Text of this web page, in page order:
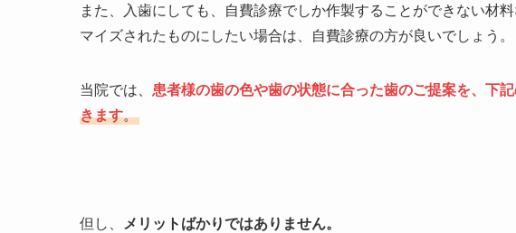
また、入歯にしても、自費診療でしか作製することができない材
マイズされたものにしたい場合は、自費診療の方が良いでしょう。
当院では、 患者様の歯の色や歯の状態に合った歯のご提案を、下
きます。
但し、 メリットばかりではありません。